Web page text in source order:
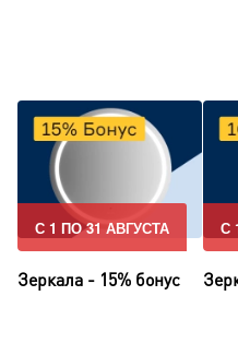
С 1 ПО 31 АВГУСТА
Зеркала - 15% бонус
С